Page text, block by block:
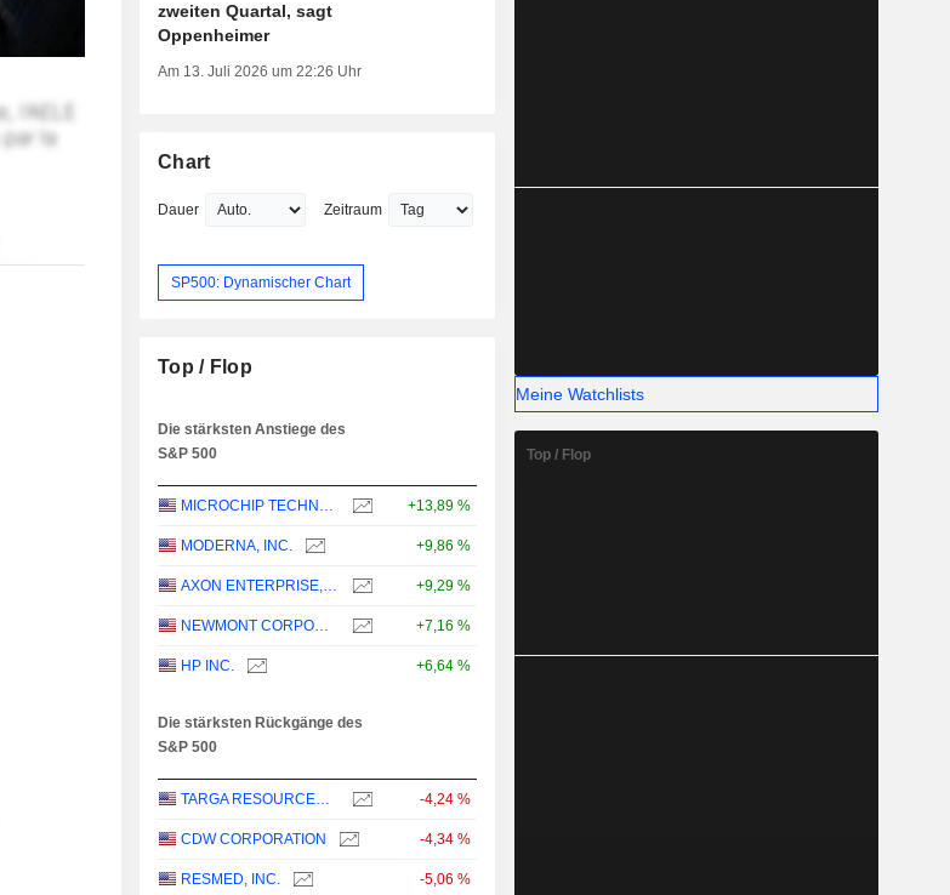
zweiten Quartal, sagt
Oppenheimer
Am 13. Juli 2026 um 22:26 Uhr
Chart
Dauer Zeitraum
SP500: Dynamischer Chart
Top / Flop
Die stärksten Anstiege des
S&P 500
MICROCHIP TECHNOLOGY INCORPORATED +13,89 %
MODERNA, INC. +9,86 %
AXON ENTERPRISE, INC. +9,29 %
NEWMONT CORPORATION +7,16 %
HP INC. +6,64 %
Die stärksten Rückgänge des
S&P 500
TARGA RESOURCES CORP. -4,24 %
CDW CORPORATION -4,34 %
RESMED, INC. -5,06 %
Meine Watchlists
Top / Flop